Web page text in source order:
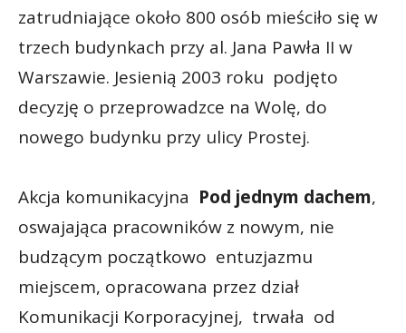
zatrudniające około 800 osób mieściło się w
trzech budynkach przy al. Jana Pawła II w
Warszawie. Jesienią 2003 roku podjęto
decyzję o przeprowadzce na Wolę, do
nowego budynku przy ulicy Prostej.
Akcja komunikacyjna Pod jednym dachem,
oswajająca pracowników z nowym, nie
budzącym początkowo entuzjazmu
miejscem, opracowana przez dział
Komunikacji Korporacyjnej, trwała od